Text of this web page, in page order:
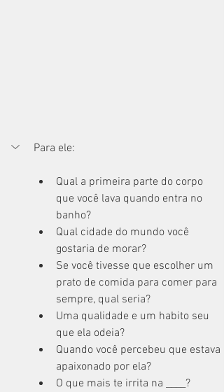
Para ele:
Qual a primeira parte do corpo
que você lava quando entra no
banho?
Qual cidade do mundo você
gostaria de morar?
Se você tivesse que escolher um
prato de comida para comer para
sempre, qual seria?
Uma qualidade e um habito seu
que ela odeia?
Quando você percebeu que estava
apaixonado por ela?
O que mais te irrita na ____?